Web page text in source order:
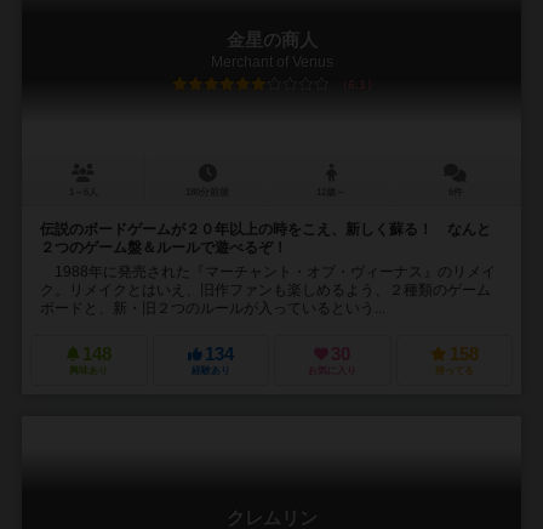
金星の商人
Merchant of Venus
6.1
伝説のボードゲームが２０年以上の時をこえ、新しく蘇る！ なんと
２つのゲーム盤＆ルールで遊べるぞ！
1988年に発売された『マーチャント・オブ・ヴィーナス』のリメイ
ク。リメイクとはいえ、旧作ファンも楽しめるよう、２種類のゲーム
ボードと、新・旧２つのルールが入っているという...
148
興味あり
134
経験あり
30
お気に入り
158
持ってる
クレムリン